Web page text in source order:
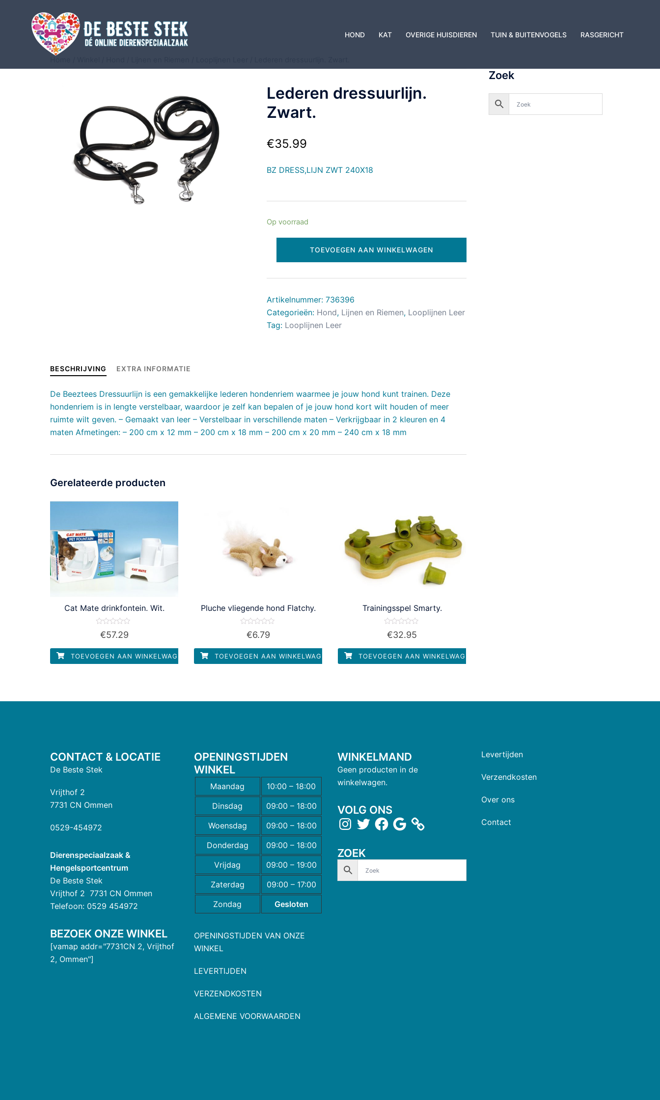
HOND KAT OVERIGE HUISDIEREN TUIN & BUITENVOGELS RASGERICHT
Lederen dressuurlijn.
Zwart.
€35.99
BZ DRESS,LIJN ZWT 240X18
Op voorraad
TOEVOEGEN AAN WINKELWAGEN
Artikelnummer: 736396
Categorieën: Hond, Lijnen en Riemen, Looplijnen Leer
Tag: Looplijnen Leer
BESCHRIJVING EXTRA INFORMATIE
De Beeztees Dressuurlijn is een gemakkelijke lederen hondenriem waarmee je jouw hond kunt trainen. Deze
hondenriem is in lengte verstelbaar, waardoor je zelf kan bepalen of je jouw hond kort wilt houden of meer
ruimte wilt geven. – Gemaakt van leer – Verstelbaar in verschillende maten – Verkrijgbaar in 2 kleuren en 4
maten Afmetingen: – 200 cm x 12 mm – 200 cm x 18 mm – 200 cm x 20 mm – 240 cm x 18 mm
Gerelateerde producten
Cat Mate drinkfontein. Wit.
Waardering
5
€57.29
TOEVOEGEN AAN WINKELWAGEN
Pluche vliegende hond Flatchy.
Waardering
5
€6.79
TOEVOEGEN AAN WINKELWAGEN
Trainingsspel Smarty.
Waardering
0
5
€32.95
TOEVOEGEN AAN WINKELWAGEN
Zoek
CONTACT & LOCATIE
De Beste Stek
Vrijthof 2
7731 CN Ommen
0529-454972
Dierenspeciaalzaak &
Hengelsportcentrum
De Beste Stek
Vrijthof 2 7731 CN Ommen
Telefoon: 0529 454972
BEZOEK ONZE WINKEL
[vamap addr="7731CN 2, Vrijthof
2, Ommen"]
OPENINGSTIJDEN
WINKEL
Maandag
10:00 – 18:00
Dinsdag
09:00 – 18:00
Woensdag
09:00 – 18:00
Donderdag
09:00 – 18:00
Vrijdag
09:00 – 19:00
Zaterdag
09:00 – 17:00
Zondag
Gesloten
OPENINGSTIJDEN VAN ONZE
WINKEL
LEVERTIJDEN
VERZENDKOSTEN
ALGEMENE VOORWAARDEN
WINKELMAND
Geen producten in de
winkelwagen.
VOLG ONS
ZOEK
Levertijden
Verzendkosten
Over ons
Contact